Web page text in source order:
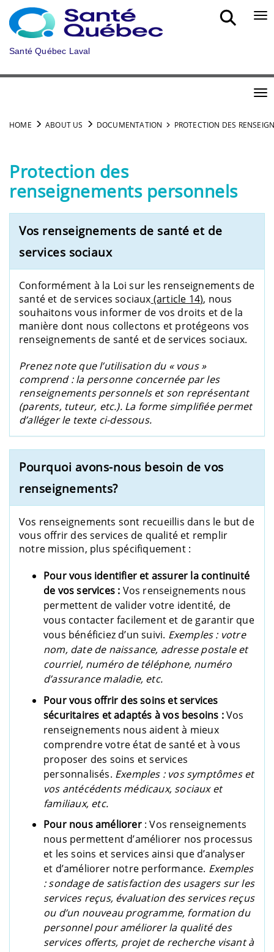
Skip to main content
Santé Québec Laval
HOME ABOUT US DOCUMENTATION PROTECTION DES
Protection des
renseignements personnels
Vos renseignements de santé et de
services sociaux
Conformément à la Loi sur les renseignements de
santé et de services sociaux (article 14), nous
souhaitons vous informer de vos droits et de la
manière dont nous collectons et protégeons vos
renseignements de santé et de services sociaux.
Prenez note que l’utilisation du « vous »
comprend : la personne concernée par les
renseignements personnels et son représentant
(parents, tuteur, etc.). La forme simplifiée permet
d’alléger le texte ci-dessous.
Pourquoi avons-nous besoin de vos
renseignements?
Vos renseignements sont recueillis dans le but de
vous offrir des services de qualité et remplir
notre mission, plus spécifiquement :
Pour vous identifier et assurer la continuité
de vos services : Vos renseignements nous
permettent de valider votre identité, de
vous contacter facilement et de garantir que
vous bénéficiez d’un suivi. Exemples : votre
nom, date de naissance, adresse postale et
courriel, numéro de téléphone, numéro
d’assurance maladie, etc.
Pour vous offrir des soins et services
sécuritaires et adaptés à vos besoins :Vos
renseignements nous aident à mieux
comprendre votre état de santé et à vous
proposer des soins et services
personnalisés. Exemples : vos symptômes et
vos antécédents médicaux, sociaux et
familiaux, etc.
Pour nous améliorer: Vos renseignements
nous permettent d’améliorer nos processus
et les soins et services ainsi que d’analyser
et d’améliorer notre performance. Exemples
: sondage de satisfaction des usagers sur les
services reçus, évaluation des services reçus
ou d’un nouveau programme, formation du
personnel pour améliorer la qualité des
services offerts, projet de recherche visant à